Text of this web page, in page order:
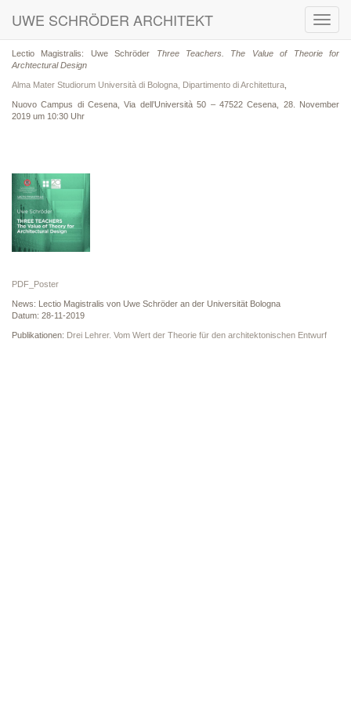
UWE SCHRÖDER ARCHITEKT
Lectio Magistralis: Uwe Schröder Three Teachers. The Value of Theorie for
Archtectural Design
Alma Mater Studiorum Università di Bologna, Dipartimento di Architettura
Nuovo Campus di Cesena, Via dell’Università 50 – 47522 Cesena, 28. November
2019 um 10:30 Uhr
PDF_Poster
News: Lectio Magistralis von Uwe Schröder an der Universität Bologna
Datum: 28-11-2019
Publikationen: Drei Lehrer. Vom Wert der Theorie für den architektonischen Entwurf